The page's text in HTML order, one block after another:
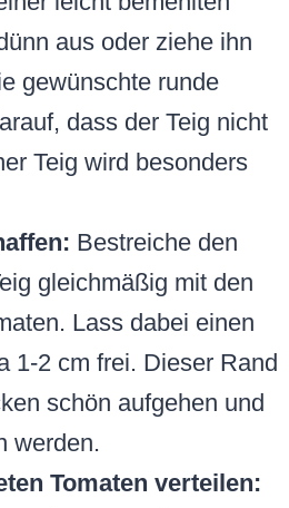
aus oder ziehe ihn
gewünschte runde
dass der Teig nicht
Teig wird besonders
Bestreiche den
gleichmäßig mit den
Lass dabei einen
1-2 cm frei. Dieser Rand
schön aufgehen und
werden.
Tomaten verteilen: